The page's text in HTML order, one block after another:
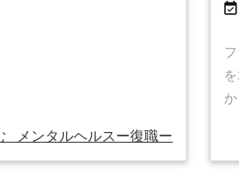
メンタルヘルスー復職ー
